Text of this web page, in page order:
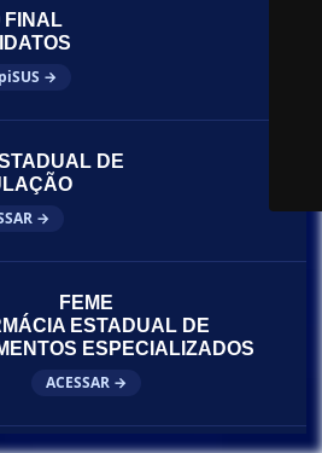
FINAL
→
DE
→
FEME
ESTADUAL DE
ESPECIALIZADOS
ACESSAR →